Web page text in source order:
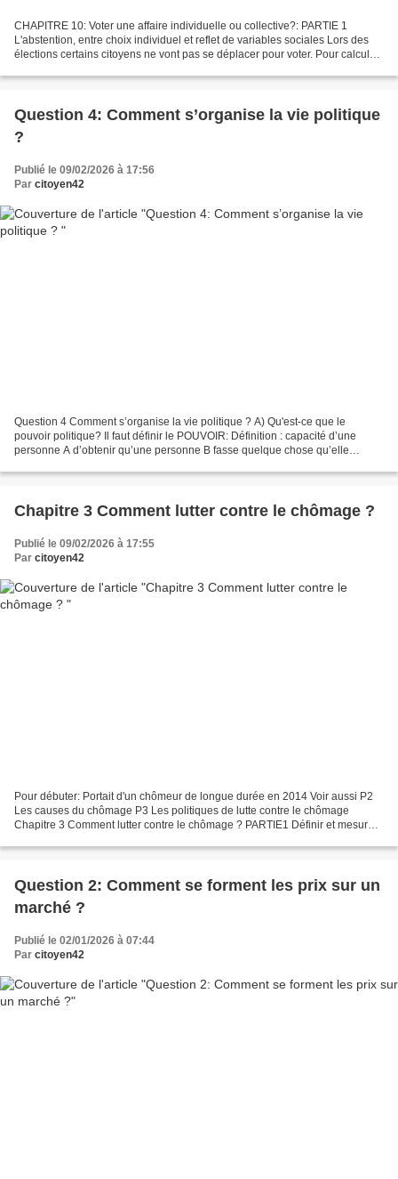
CHAPITRE 10: Voter une affaire individuelle ou collective?: PARTIE 1
L'abstention, entre choix individuel et reflet de variables sociales Lors des
élections certains citoyens ne vont pas se déplacer pour voter. Pour calculer
Question 4: Comment s’organise la vie politique
?
Publié le 09/02/2026 à 17:56
Par citoyen42
Question 4 Comment s’organise la vie politique ? A) Qu'est-ce que le
pouvoir politique? Il faut définir le POUVOIR: Définition : capacité d’une
personne A d’obtenir qu’une personne B fasse quelque chose qu’elle
Chapitre 3 Comment lutter contre le chômage ?
Publié le 09/02/2026 à 17:55
Par citoyen42
Pour débuter: Portait d'un chômeur de longue durée en 2014 Voir aussi P2
Les causes du chômage P3 Les politiques de lutte contre le chômage
Chapitre 3 Comment lutter contre le chômage ? PARTIE1 Définir et mesurer
Question 2: Comment se forment les prix sur un
marché ?
Publié le 02/01/2026 à 07:44
Par citoyen42